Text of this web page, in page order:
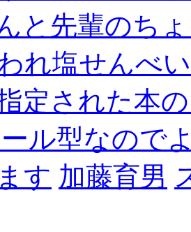
と先輩のち
れ塩せんべい
定された本
ール型なので
す 加藤育男